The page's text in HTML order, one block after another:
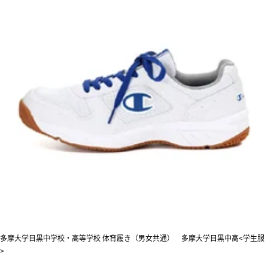
多摩大学目黒中学校・高等学校 体育履き（男女共通） 多摩大学目黒中高<学生服
>